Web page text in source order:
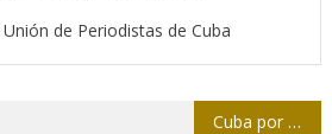
de Periodistas de Cuba
Cuba por gobernanza de Internet democrática y participativa